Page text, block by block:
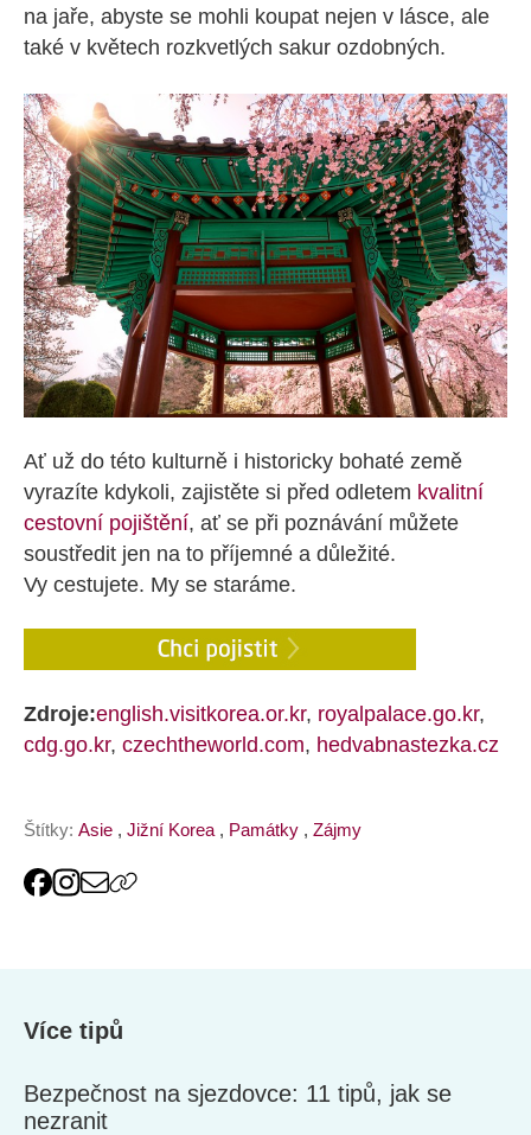
na jaře, abyste se mohli koupat nejen v lásce, ale
také v květech rozkvetlých sakur ozdobných.
Ať už do této kulturně i historicky bohaté země
vyrazíte kdykoli, zajistěte si před odletem kvalitní
cestovní pojištění, ať se při poznávání můžete
soustředit jen na to příjemné a důležité.
Vy cestujete. My se staráme.
Zdroje:english.visitkorea.or.kr, royalpalace.go.kr,
cdg.go.kr, czechtheworld.com, hedvabnastezka.cz
Štítky: Asie , Jižní Korea , Památky , Zájmy
Více tipů
Bezpečnost na sjezdovce: 11 tipů, jak se
nezranit